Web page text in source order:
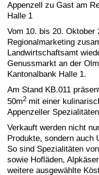
Appenzell zu Gast am
Halle 1
Vom 10. bis 20. Oktober
Regionalmarketing
Landwirtschaftsamt
Genussmarkt an der
Kantonalbank Halle 1.
Am Stand KB.011
50m2 mit einer
Appenzeller
Verkauft werden nicht
Produkte, sondern auch
So sind Spezialitäten
sowie Hofläden,
weitere ausgewählte